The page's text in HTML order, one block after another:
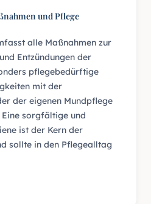
und Pflege
alle Maßnahmen zur
Entzündungen der
pflegebedürftige
mit der
der eigenen Mundpflege
sorgfältige und
ist der Kern der
sollte in den Pflegealltag